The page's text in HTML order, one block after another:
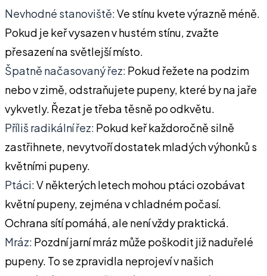
Nevhodné stanoviště:Ve stínu kvete výrazně méně.
Pokud je keř vysazen v hustém stínu, zvažte
přesazení na světlejší místo.
Špatně načasovaný řez: Pokud řežete na podzim
nebo v zimě, odstraňujete pupeny, které by na jaře
vykvetly. Řezat je třeba těsně po odkvětu.
Příliš radikální řez: Pokud keř každoročně silně
zastřihnete, nevytvoří dostatek mladých výhonků s
květními pupeny.
Ptáci:V některých letech mohou ptáci ozobávat
květní pupeny, zejména v chladném počasí.
Ochrana sítí pomáhá, ale není vždy praktická.
Mráz: Pozdní jarní mráz může poškodit již naduřelé
pupeny. To se zpravidla neprojeví v našich